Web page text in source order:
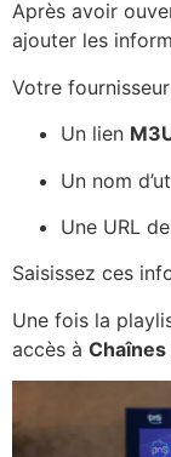
Après avoir
ajouter les
Votre
Un lien
Un nom
Une URL
Saisissez ces
Une fois la
accès à